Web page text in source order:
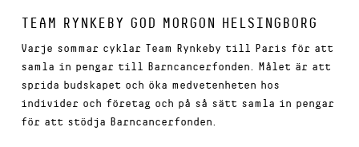
TEAM RYNKEBY GOD MORGON HELSINGBORG
Varje sommar cyklar Team Rynkeby till Paris för att
samla in pengar till Barncancerfonden. Målet är att
sprida budskapet och öka medvetenheten hos
individer och företag och på så sätt samla in pengar
för att stödja Barncancerfonden.